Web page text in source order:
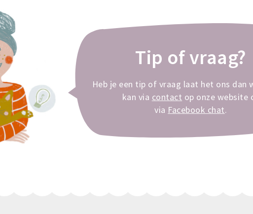
Tip of vraag?
Heb je een tip of vraag laat het ons dan
kan via contact op onze website
via Facebook chat.